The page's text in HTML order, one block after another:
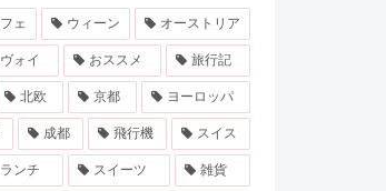
ェ ウィーン オーストリア
ォイ おススメ 旅行記
北欧 京都 ヨーロッパ
成都 飛行機 スイス
ランチ スイーツ 雑貨